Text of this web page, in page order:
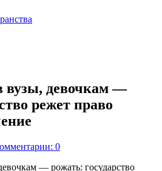
девочкам —
режет право
0